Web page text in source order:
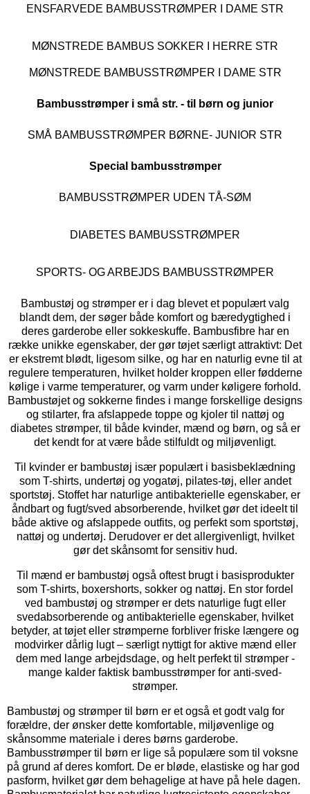
ENSFARVEDE BAMBUSSTRØMPER I DAME STR
MØNSTREDE BAMBUS SOKKER I HERRE STR
MØNSTREDE BAMBUSSTRØMPER I DAME STR
Bambusstrømper i små str. - til børn og junior
SMÅ BAMBUSSTRØMPER BØRNE- JUNIOR STR
Special bambusstrømper
BAMBUSSTRØMPER UDEN TÅ-SØM
DIABETES BAMBUSSTRØMPER
SPORTS- OG ARBEJDS BAMBUSSTRØMPER
Bambustøj og strømper er i dag blevet et populært valg
blandt dem, der søger både komfort og bæredygtighed i
deres garderobe eller sokkeskuffe. Bambusfibre har en
række unikke egenskaber, der gør tøjet særligt attraktivt: Det
er ekstremt blødt, ligesom silke, og har en naturlig evne til at
regulere temperaturen, hvilket holder kroppen eller fødderne
kølige i varme temperaturer, og varm under køligere forhold.
Bambustøjet og sokkerne findes i mange forskellige designs
og stilarter, fra afslappede toppe og kjoler til nattøj og
diabetes strømper, til både kvinder, mænd og børn, og så er
det kendt for at være både stilfuldt og miljøvenligt.
Til kvinder er bambustøj især populært i basisbeklædning
som T-shirts, undertøj og yogatøj, pilates-tøj, eller andet
sportstøj. Stoffet har naturlige antibakterielle egenskaber, er
åndbart og fugt/sved absorberende, hvilket gør det ideelt til
både aktive og afslappede outfits, og perfekt som sportstøj,
nattøj og undertøj. Derudover er det allergivenligt, hvilket
gør det skånsomt for sensitiv hud.
Til mænd er bambustøj også oftest brugt i basisprodukter
som T-shirts, boxershorts, sokker og nattøj. En stor fordel
ved bambustøj og strømper er dets naturlige fugt eller
svedabsorberende og antibakterielle egenskaber, hvilket
betyder, at tøjet eller strømperne forbliver friske længere og
modvirker dårlig lugt – særligt nyttigt for aktive mænd eller
dem med lange arbejdsdage, og helt perfekt til strømper -
mange kalder faktisk bambusstrømper for anti-sved-
strømper.
Bambustøj og strømper til børn er et også et godt valg for
forældre, der ønsker dette komfortable, miljøvenlige og
skånsomme materiale i deres børns garderobe.
Bambusstrømper til børn er lige så populære som til voksne
på grund af deres komfort. De er bløde, elastiske og har god
pasform, hvilket gør dem behagelige at have på hele dagen.